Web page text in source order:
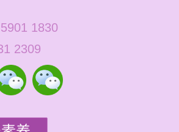
1830
2309